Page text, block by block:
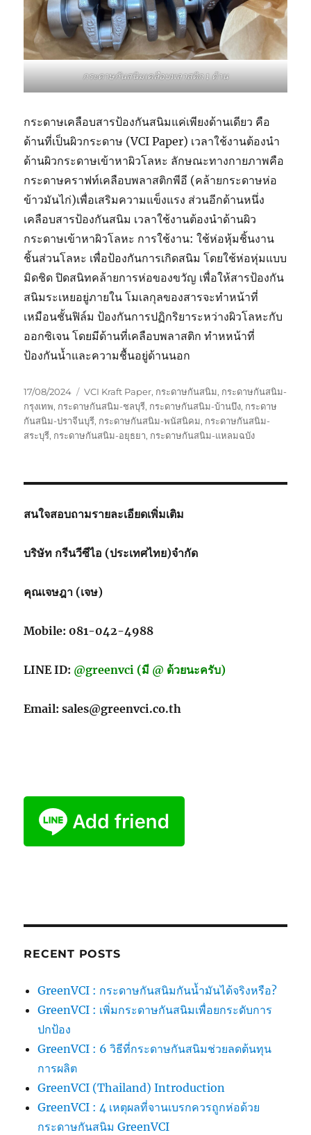
กระดาษกันสนิมเคลือบพลาสติก 1 ด้าน
กระดาษเคลือบสารป้องกันสนิมแค่เพียงด้านเดียว คือ
ด้านที่เป็นผิวกระดาษ (VCI Paper) เวลาใช้งานต้องนำ
ด้านผิวกระดาษเข้าหาผิวโลหะ ลักษณะทางกายภาพคือ
กระดาษคราฟท์เคลือบพลาสติกพีอี (คล้ายกระดาษห่อ
ข้าวมันไก่)เพื่อเสริมความแข็งแรง ส่วนอีกด้านหนึ่ง
เคลือบสารป้องกันสนิม เวลาใช้งานต้องนำด้านผิว
กระดาษเข้าหาผิวโลหะ การใช้งาน: ใช้ห่อหุ้มชิ้นงาน
ชิ้นส่วนโลหะ เพื่อป้องกันการเกิดสนิม โดยใช้ห่อหุ่มแบบ
มิดชิด ปิดสนิทคล้ายการห่อของขวัญ เพื่อให้สารป้องกัน
สนิมระเหยอยู่ภายใน โมเลกุลของสารจะทำหน้าที่
เหมือนชั้นฟิล์ม ป้องกันการปฏิกริยาระหว่างผิวโลหะกับ
ออกซิเจน โดยมีด้านที่เคลือบพลาสติก ทำหหน้าที่
ป้องกันน้ำและความชื้นอยู่ด้านนอก
Posted
on
17/08/2024 Tags
VCI Kraft Paper, กระดาษกันสนิม, กระดาษกันสนิม-
กรุงเทพ, กระดาษกันสนิม-ชลบุรี, กระดาษกันสนิม-บ้านบึง, กระดาษ
กันสนิม-ปราจีนบุรี, กระดาษกันสนิม-พนัสนิคม, กระดาษกันสนิม-
สระบุรี, กระดาษกันสนิม-อยุธยา, กระดาษกันสนิม-แหลมฉบัง
สนใจสอบถามรายละเอียดเพิ่มเติม
บริษัท กรีนวีซีไอ (ประเทศไทย)จำกัด
คุณเจษฎา (เจษ)
Mobile: 081-042-4988
LINE ID: @greenvci (มี @ ด้วยนะครับ)
Email: sales@greenvci.co.th
RECENT POSTS
GreenVCI : กระดาษกันสนิมกันน้ำมันได้จริงหรือ?
GreenVCI : เพิ่มกระดาษกันสนิมเพื่อยกระดับการ
ปกป้อง
GreenVCI : 6 วิธีที่กระดาษกันสนิมช่วยลดต้นทุน
การผลิต
GreenVCI (Thailand) Introduction
GreenVCI : 4 เหตุผลที่จานเบรกควรถูกห่อด้วย
กระดาษกันสนิม GreenVCI